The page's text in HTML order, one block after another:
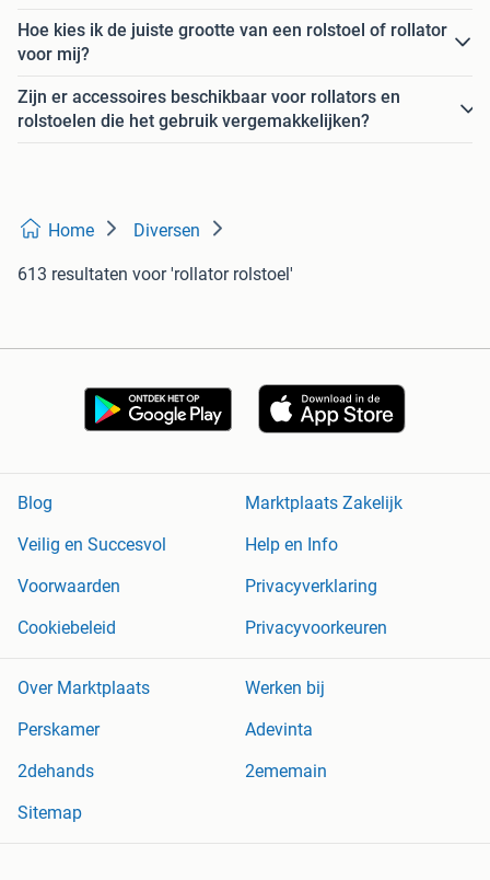
Hoe kies ik de juiste grootte van een rolstoel of rollator
voor mij?
Zijn er accessoires beschikbaar voor rollators en
rolstoelen die het gebruik vergemakkelijken?
Home Diversen
613 resultaten voor 'rollator rolstoel'
Blog
Marktplaats Zakelijk
Veilig en Succesvol
Help en Info
Voorwaarden
Privacyverklaring
Cookiebeleid
Privacyvoorkeuren
Over Marktplaats
Werken bij
Perskamer
Adevinta
2dehands
2ememain
Sitemap